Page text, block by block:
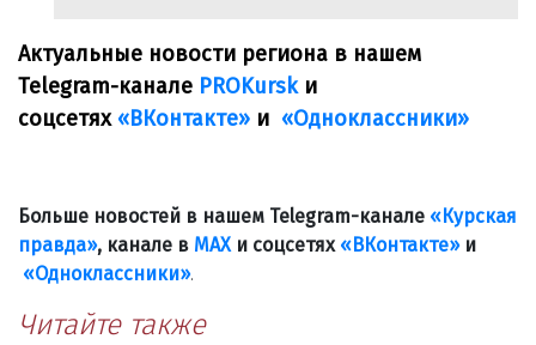
Актуальные новости региона в нашем
Telegram-канале PROKurskи
соцсетях «ВКонтакте» и «Одноклассники»
Больше новостей в нашем Telegram-канале «Курская
правда», канале в МАХи соцсетях «ВКонтакте»и
«Одноклассники».
Читайте также